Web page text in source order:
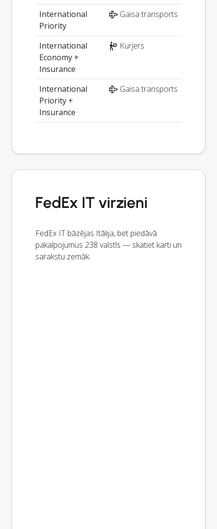
International
Priority
Gaisa transports
International
Economy +
Insurance
Kurjers
International
Priority +
Insurance
Gaisa transports
FedEx IT virzieni
FedEx IT bāzējas Itālija, bet piedāvā
pakalpojumus 238 valstīs — skatiet karti un
sarakstu zemāk.